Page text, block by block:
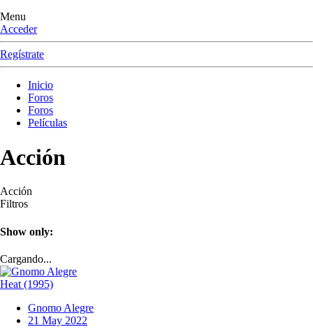
Menu
Acceder
Regístrate
Inicio
Foros
Foros
Películas
Acción
Acción
Filtros
Show only:
Cargando...
Heat (1995)
Gnomo Alegre
21 May 2022